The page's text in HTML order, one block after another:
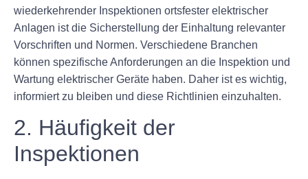
wiederkehrender Inspektionen ortsfester elektrischer
Anlagen ist die Sicherstellung der Einhaltung relevanter
Vorschriften und Normen. Verschiedene Branchen
können spezifische Anforderungen an die Inspektion und
Wartung elektrischer Geräte haben. Daher ist es wichtig,
informiert zu bleiben und diese Richtlinien einzuhalten.
2. Häufigkeit der
Inspektionen